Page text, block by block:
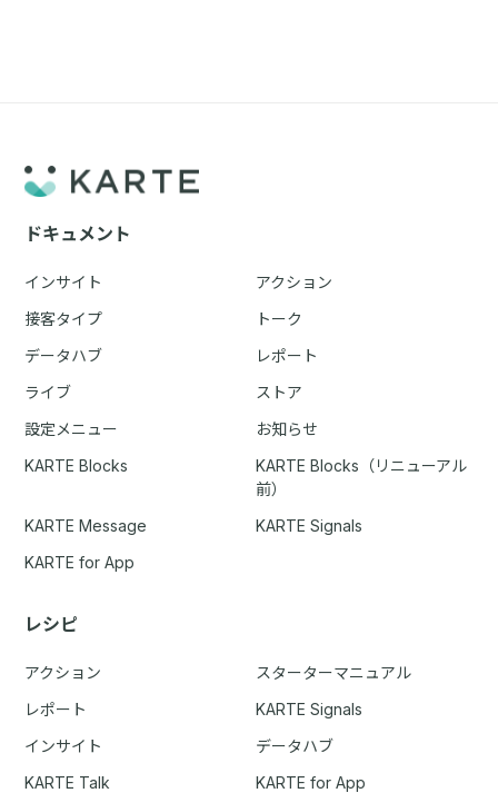
ドキュメント
インサイト
アクション
接客タイプ
トーク
データハブ
レポート
ライブ
ストア
設定メニュー
お知らせ
KARTE Blocks
KARTE Blocks（リニューアル
前）
KARTE Message
KARTE Signals
KARTE for App
レシピ
アクション
スターターマニュアル
レポート
KARTE Signals
インサイト
データハブ
KARTE Talk
KARTE for App